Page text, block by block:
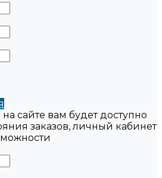
сайте вам будет доступно
заказов, личный кабинет